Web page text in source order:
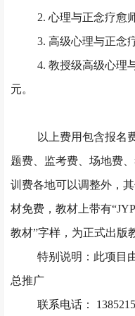
2. 心理与正念疗愈
3. 高级心理与正念
4. 教授级高级心理
元。
以上费用包含报名
题费、监考费、场地费
训费各地可以调整外，
材免费，教材上带有
教材”字样，为正式出版
特别说明：此项目
总推广
联系电话：